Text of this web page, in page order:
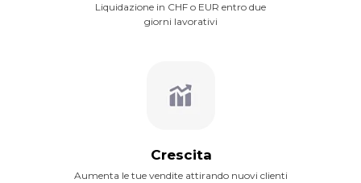
Liquidazione in CHF o EUR entro due
giorni lavorativi
Crescita
Aumenta le tue vendite attirando nuovi clienti